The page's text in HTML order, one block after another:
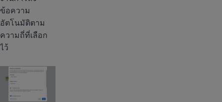
ข้อความ
อัตโนมัติตาม
ความถี่ที่เลือก
ไว้